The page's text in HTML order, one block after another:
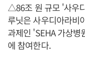
△86조 원 규모 '사우
루닛은 사우디아라비
과제인 'SEHA 가상
에 참여한다.